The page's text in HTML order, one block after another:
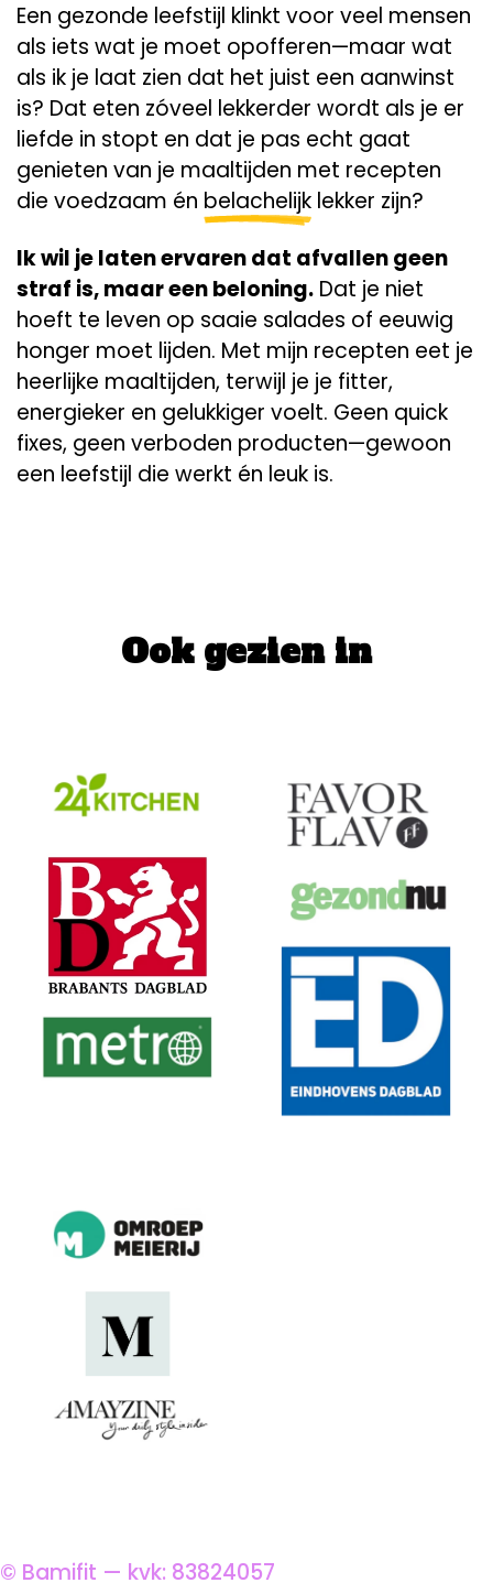
Een gezonde leefstijl klinkt voor veel mensen
als iets wat je moet opofferen—maar wat
als ik je laat zien dat het juist een aanwinst
is? Dat eten zóveel lekkerder wordt als je er
liefde in stopt en dat je pas echt gaat
genieten van je maaltijden met recepten
die voedzaam én belachelijk lekker zijn?
Ik wil je laten ervaren dat afvallen geen
straf is, maar een beloning. Dat je niet
hoeft te leven op saaie salades of eeuwig
honger moet lijden. Met mijn recepten eet je
heerlijke maaltijden, terwijl je je fitter,
energieker en gelukkiger voelt. Geen quick
fixes, geen verboden producten—gewoon
een leefstijl die werkt én leuk is.
Ook gezien in
© Bamifit — kvk: 83824057